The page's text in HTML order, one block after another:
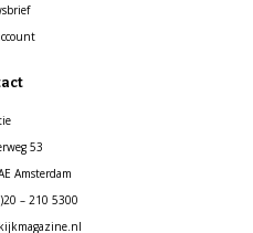
53
Amsterdam
– 210 5300